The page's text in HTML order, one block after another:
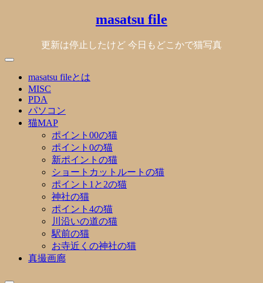
masatsu file
更新は停止したけど 今日もどこかで猫写真
masatsu fileとは
MISC
PDA
パソコン
猫MAP
ポイント00の猫
ポイント0の猫
新ポイントの猫
ショートカットルートの猫
ポイント1と2の猫
神社の猫
ポイント4の猫
川沿いの道の猫
駅前の猫
お寺近くの神社の猫
真撮画廊